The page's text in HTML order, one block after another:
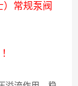
常规泵阀